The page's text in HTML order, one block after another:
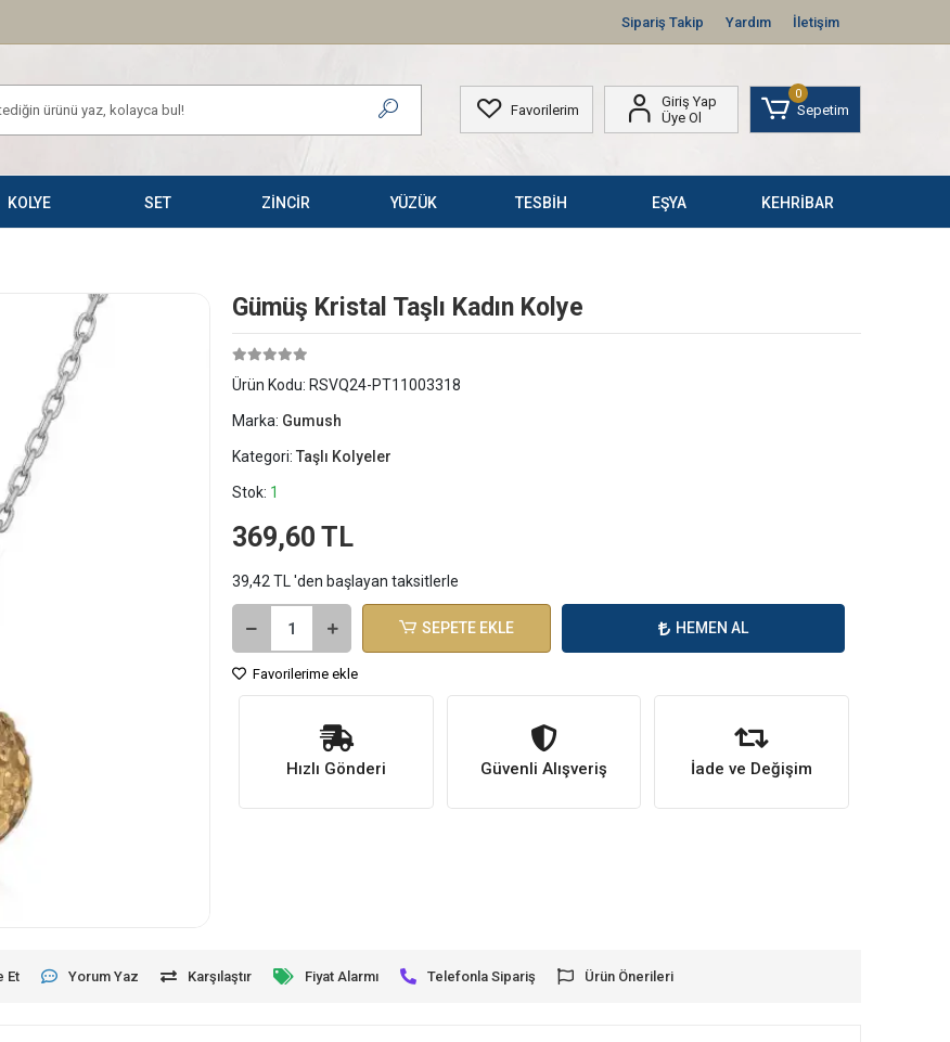
Sipariş Takip Yardım İletişim
Favorilerim
Giriş Yap
Üye Ol
0
Sepetim
KOLYE SET ZİNCİR YÜZÜK TESBİH EŞYA KEHRİBAR
Gümüş Kristal Taşlı Kadın Kolye
Ürün Kodu: RSVQ24-PT11003318
Marka: Gumush
Kategori: Taşlı Kolyeler
Stok: 1
369,60 TL
39,42 TL 'den başlayan taksitlerle
SEPETE EKLE HEMEN AL
Favorilerime ekle
Hızlı Gönderi Güvenli Alışveriş İade ve Değişim
Et Yorum Yaz Karşılaştır Fiyat Alarmı Telefonla Sipariş Ürün Önerileri